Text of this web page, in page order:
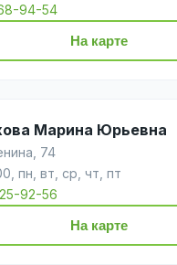
94-54
На карте
Марина Юрьевна
74
пн, вт, ср, чт, пт
92-56
На карте